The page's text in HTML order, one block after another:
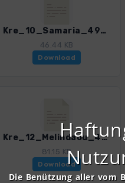
Kre_10_Samaria_4947_3.gpx
46.44 KB
Download
Kre_12_Melindaou_4947_3.gpx
81.15 KB
Download
Die Benützung aller vom